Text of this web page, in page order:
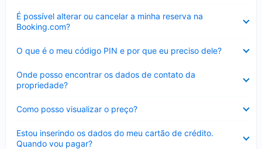
É possível alterar ou cancelar a minha reserva na
Booking.com?
Contraído
O que é o meu código PIN e por que eu preciso dele?
Onde posso encontrar os dados de contato da
propriedade?
Como posso visualizar o preço?
Estou inserindo os dados do meu cartão de crédito.
Quando vou pagar?